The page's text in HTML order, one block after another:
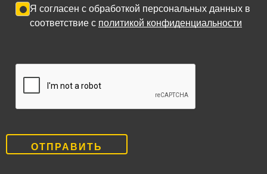
Я согласен с обработкой персональных данных в
соответствие с политикой конфиденциальности